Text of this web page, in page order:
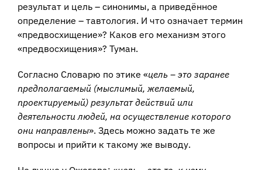
результат и цель – синонимы, а приведённое
определение – тавтология. И что означает термин
«предвосхищение»? Каков его механизм этого
«предвосхищения»? Туман.
Согласно Словарю по этике «цель – это заранее
предполагаемый (мыслимый, желаемый,
проектируемый) результат действий или
деятельности людей, на осуществление которого
они направлены». Здесь можно задать те же
вопросы и прийти к такому же выводу.